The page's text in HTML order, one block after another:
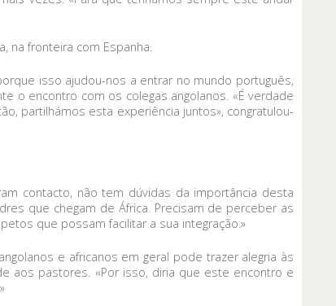
na fronteira com Espanha.
isso ajudou-nos a entrar no mundo português,
o encontro com os colegas angolanos. «É verdade
partilhámos esta experiência juntos», congratulou-
contacto, não tem dúvidas da importância desta
que chegam de África. Precisam de perceber as
que possam facilitar a sua integração.»
e africanos em geral pode trazer alegria às
aos pastores. «Por isso, diria que este encontro e